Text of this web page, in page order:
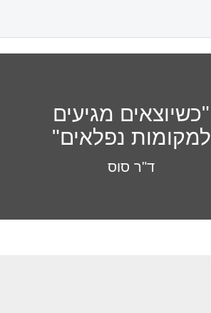
"כשיוצאים מגיעים
למקומות נפלאים"
ד"ר סוס